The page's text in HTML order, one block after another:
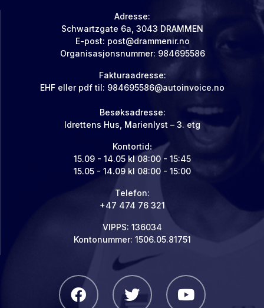
Adresse:
Schwartzgate 6a, 3043 DRAMMEN
E-post: post@drammenir.no
Organisasjonsnummer: 984695586
Fakturaadresse:
EHF eller pdf til: 984695586@autoinvoice.no
Besøksadresse:
Idrettens Hus, Marienlyst – 3. etg
Kontortid:
15.09 - 14.05 kl 08:00 - 15:45
15.05 - 14.09 kl 08:00 - 15:00
Telefon:
+47 474 76 321
VIPPS: 136034
Kontonummer: 1506.05.81751